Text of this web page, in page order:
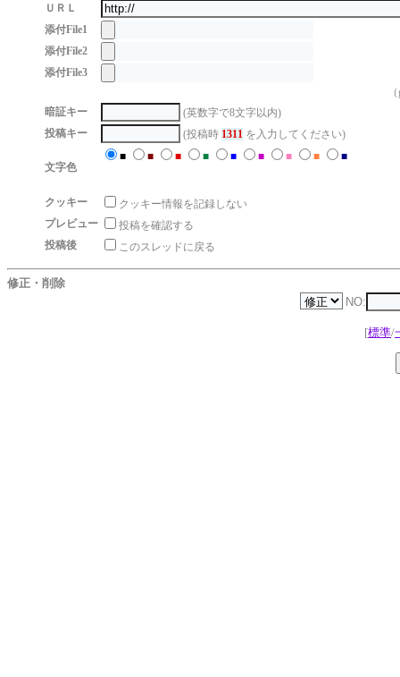
ＵＲＬ
添付File1
添付File2
添付File3
暗証キー
(英数字で8文字以内)
投稿キー
(投稿時 1311 を入力してください)
文字色
■ ■ ■ ■ ■ ■ ■ ■ ■
クッキー
クッキー情報を記録しない
プレビュー
投稿を確認する
投稿後
このスレッドに戻る
修正・削除
NO:
[標準/